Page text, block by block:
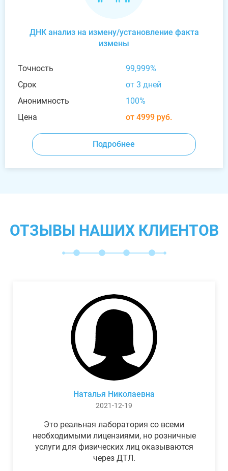
ДНК анализ на измену/установление факта
измены
Точность
99,999%
Срок
от 3 дней
Анонимность
100%
Цена
от 4999 руб.
Подробнее
ОТЗЫВЫ НАШИХ КЛИЕНТОВ
Наталья Николаевна
2021-12-19
Это реальная лаборатория со всеми
необходимыми лицензиями, но розничные
услуги для физических лиц оказываются
через ДТЛ.